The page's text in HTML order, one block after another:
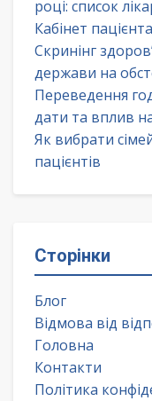
році: список
Кабінет
Скринінг
держави на
Переведення
дати та вплив
Як вибрати
пацієнтів
Сторінки
Блог
Відмова від
Головна
Контакти
Політика